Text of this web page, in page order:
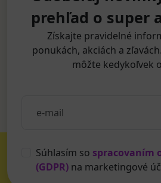
prehľad o super
Získajte pravidelné
ponukách, akciách a
môžte kedykoľvek
Súhlasím so spracovaním
(GDPR) na marketingové